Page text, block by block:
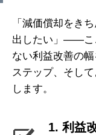
「減価償却をき
出したい」——こ
ない利益改善の
ステップ、そし
します。
1. 利益